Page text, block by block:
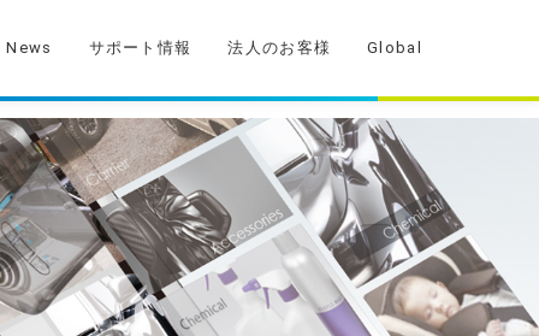
News サポート情報 法人のお客様 Global